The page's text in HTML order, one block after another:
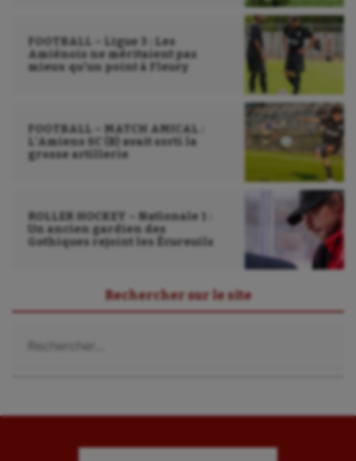
FOOTBALL – Ligue 3 : Les
Amiénois ne méritaient pas
mieux qu’un point à Fleury
FOOTBALL – MATCH AMICAL :
L’Amiens SC (B) avait sorti la
grosse artillerie
ROLLER HOCKEY – Nationale 1 :
Un ancien gardien des
Gothiques rejoint les Écureuils
Rechercher sur le site